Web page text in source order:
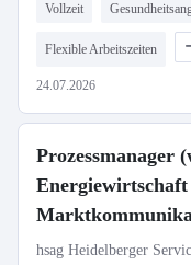
Vollzeit
Flexible Arbeitszeiten
24.07.2026
Prozessmanager
Homeoffice
hsag Heidelberger